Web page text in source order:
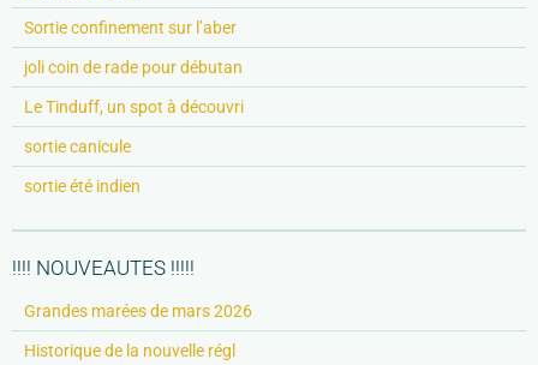
Sortie confinement sur l’aber
joli coin de rade pour débutan
Le Tinduff, un spot à découvri
sortie canicule
sortie été indien
!!!! NOUVEAUTES !!!!!
Grandes marées de mars 2026
Historique de la nouvelle régl